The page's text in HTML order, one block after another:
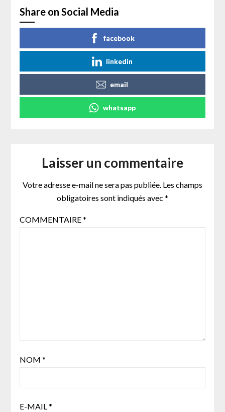
Share on Social Media
facebook
linkedin
email
whatsapp
Laisser un commentaire
Votre adresse e-mail ne sera pas publiée. Les champs
obligatoires sont indiqués avec *
COMMENTAIRE*
NOM *
E-MAIL *